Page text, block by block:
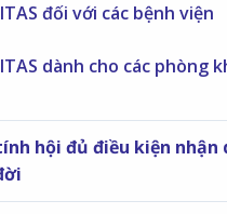
đối với các bệnh viện
dành cho các phòng
hội đủ điều kiện nhận